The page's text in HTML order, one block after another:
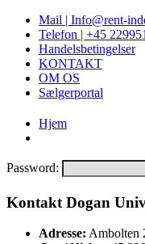
Mail | Info@rent-
Telefon | +45
Handelsbetingelser
KONTAKT
OM OS
Sælgerportal
Hjem
Password:
Kontakt Dogan
Adresse: Ambolten